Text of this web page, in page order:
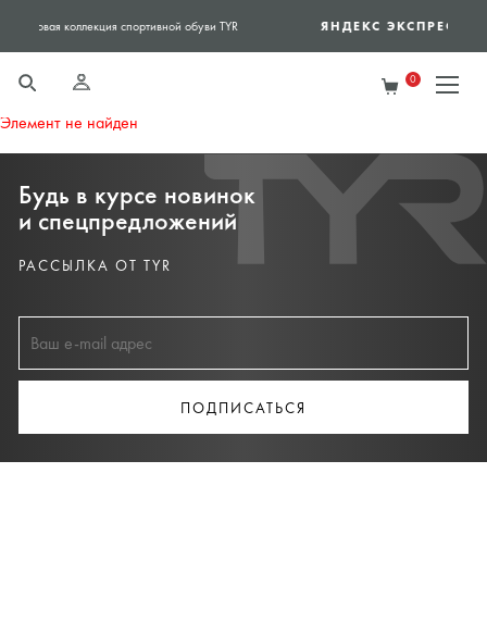
ЯНДЕКС ЭКСПРЕСС Доставка в день заказа - Яндекс экспресс
0
Элемент не найден
Будь в курсе новинок
и спецпредложений
РАССЫЛКА ОТ TYR
ПОДПИСАТЬСЯ